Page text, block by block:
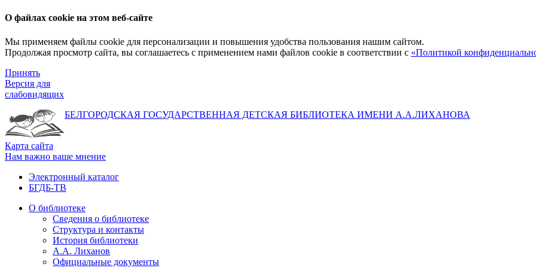
О файлах cookie на этом веб-сайте
Мы применяем файлы cookie для персонализации и повышения удобства пользования нашим сайтом.
Продолжая просмотр сайта, вы соглашаетесь с применением нами файлов cookie в соответствии с «Политикой
Принять
Версия для
слабовидящих
БЕЛГОРОДСКАЯ ГОСУДАРСТВЕННАЯ ДЕТСКАЯ БИБЛИОТЕКА ИМЕНИ А.А.ЛИХАНОВА
Карта сайта
Нам важно ваше мнение
Электронный каталог
БГДБ-ТВ
О библиотеке
Сведения о библиотеке
Структура и контакты
История библиотеки
А.А. Лиханов
Официальные документы